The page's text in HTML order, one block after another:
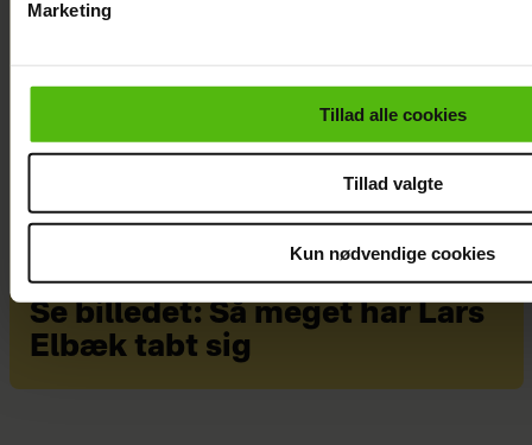
cookiepolitik.
Marketing
Tillad alle cookies
Tillad valgte
Kun nødvendige cookies
Se billedet: Så meget har Lars
Elbæk tabt sig